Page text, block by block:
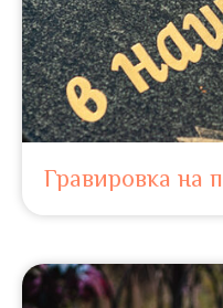
Гравировка на